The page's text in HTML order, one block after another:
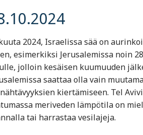
2024, Israelissa sää on
esimerkiksi Jerusalemissa noin
jolloin kesäisen kuumuuden
saattaa olla vain
kiertämiseen. Tel
meriveden lämpötila on
tai harrastaa vesilajeja.